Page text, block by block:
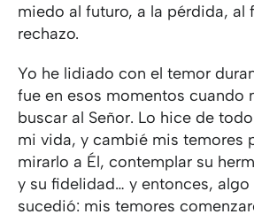
miedo al futuro, a la pérdida, al
rechazo.
Yo he lidiado con el temor
fue en esos momentos cuando
buscar al Señor. Lo hice de
mi vida, y cambié mis temores
mirarlo a Él, contemplar su
y su fidelidad… y entonces,
sucedió: mis temores